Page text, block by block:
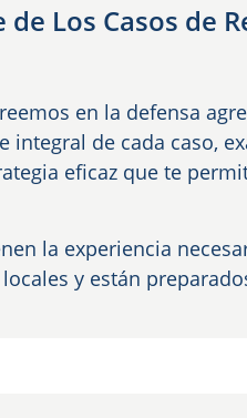
Los Casos de
en la defensa
integral de cada caso,
eficaz que te
la experiencia
y están